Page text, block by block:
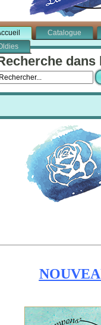
Catalogue
dans